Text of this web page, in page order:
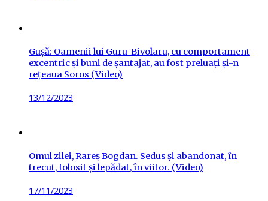
Gușă: Oamenii lui Guru-Bivolaru, cu comportament
excentric și buni de șantajat, au fost preluați și-n
rețeaua Soros (Video)
Posted
13/12/2023
Omul zilei, Rareș Bogdan. Sedus și abandonat, în
trecut, folosit și lepădat, în viitor. (Video)
Posted
17/11/2023